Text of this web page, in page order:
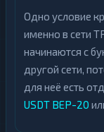
Одно условие
именно в сети
начинаются с
другой сети,
для неё есть
USDT BEP-20